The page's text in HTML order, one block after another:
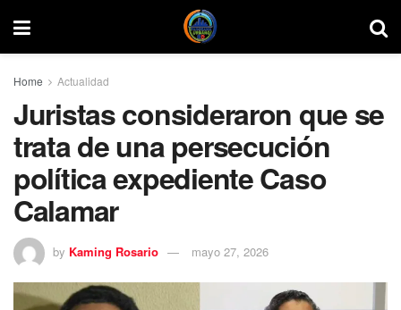
Home Actualidad
Juristas consideraron que se
trata de una persecución
política expediente Caso
Calamar
by Kaming Rosario mayo 27, 2026